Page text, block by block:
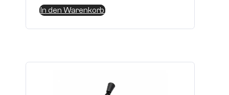
In den Warenkorb